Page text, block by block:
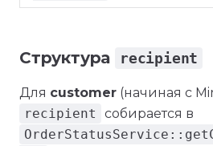
Структура recipient
Для customer (начиная с
recipient
собирается в